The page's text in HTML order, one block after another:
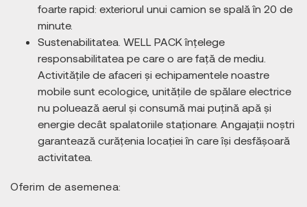
foarte rapid: exteriorul unui camion se spală în 20 de
minute.
Sustenabilitatea. WELL PACK înțelege
responsabilitatea pe care o are față de mediu.
Activitățile de afaceri și echipamentele noastre
mobile sunt ecologice, unitățile de spălare electrice
nu poluează aerul și consumă mai puțină apă și
energie decât spalatoriile staționare. Angajații noștri
garantează curățenia locației în care își desfășoară
activitatea.
Oferim de asemenea: